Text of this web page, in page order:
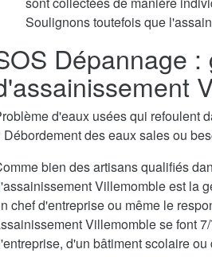
Soulignons toutefois que
Dépannage
d'eaux usées qui refoulent
Débordement des eaux sales ou
bien des artisans qualifiés
Villemomble est la
chef d'entreprise ou même le
Villemomble se font
d'un bâtiment scolaire